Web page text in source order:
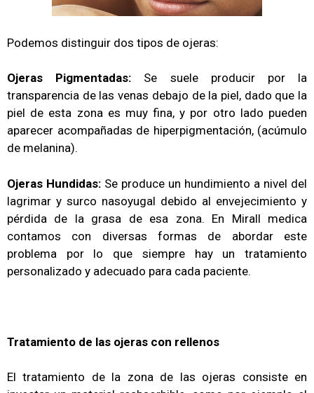
Podemos distinguir dos tipos de ojeras:
Ojeras Pigmentadas: Se suele producir por la
transparencia de las venas debajo de la piel, dado que la
piel de esta zona es muy fina, y por otro lado pueden
aparecer acompañadas de hiperpigmentación, (acúmulo
de melanina).
Ojeras Hundidas: Se produce un hundimiento a nivel del
lagrimar y surco nasoyugal debido al envejecimiento y
pérdida de la grasa de esa zona. En Mirall medica
contamos con diversas formas de abordar este
problema por lo que siempre hay un tratamiento
personalizado y adecuado para cada paciente.
Tratamiento de las ojeras con rellenos
El tratamiento de la zona de las ojeras consiste en